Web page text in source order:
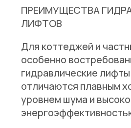
ПРЕИМУЩЕСТВА
ЛИФТОВ
Для коттеджей и
особенно
гидравлические
отличаются плавным
уровнем шума и